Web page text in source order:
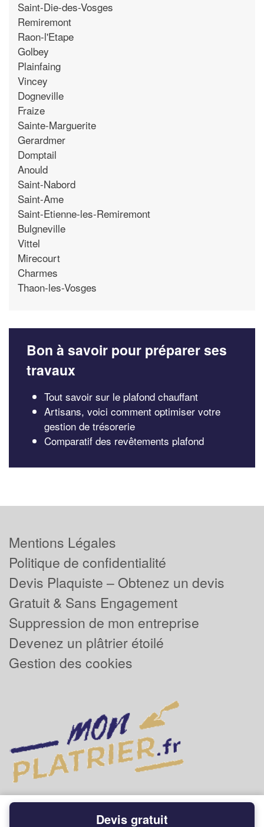
Saint-Die-des-Vosges
Remiremont
Raon-l'Etape
Golbey
Plainfaing
Vincey
Dogneville
Fraize
Sainte-Marguerite
Gerardmer
Domptail
Anould
Saint-Nabord
Saint-Ame
Saint-Etienne-les-Remiremont
Bulgneville
Vittel
Mirecourt
Charmes
Thaon-les-Vosges
Bon à savoir pour préparer ses
travaux
Tout savoir sur le plafond chauffant
Artisans, voici comment optimiser votre
gestion de trésorerie
Comparatif des revêtements plafond
Mentions Légales
Politique de confidentialité
Devis Plaquiste – Obtenez un devis
Gratuit & Sans Engagement
Suppression de mon entreprise
Devenez un plâtrier étoilé
Gestion des cookies
Devis gratuit